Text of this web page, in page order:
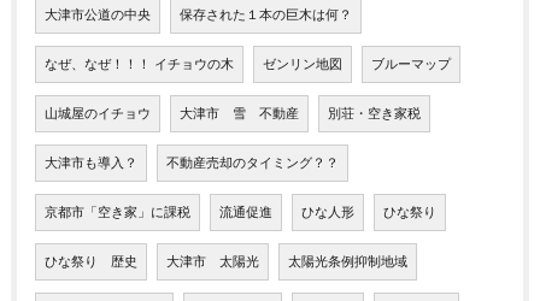
大津市公道の中央 保存された１本の巨木は何？
なぜ、なぜ！！！ イチョウの木 ゼンリン地図 ブルーマップ
山城屋のイチョウ 大津市 雪 不動産 別荘・空き家税
大津市も導入？ 不動産売却のタイミング？？
京都市「空き家」に課税 流通促進 ひな人形 ひな祭り
ひな祭り 歴史 大津市 太陽光 太陽光条例抑制地域